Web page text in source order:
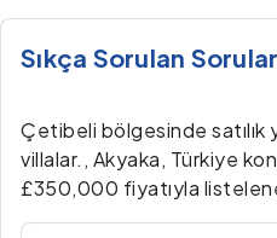
Sıkça Sorulan Sorular
Çetibeli bölgesinde satılık
villalar., Akyaka, Türkiye
£350,000 fiyatıyla